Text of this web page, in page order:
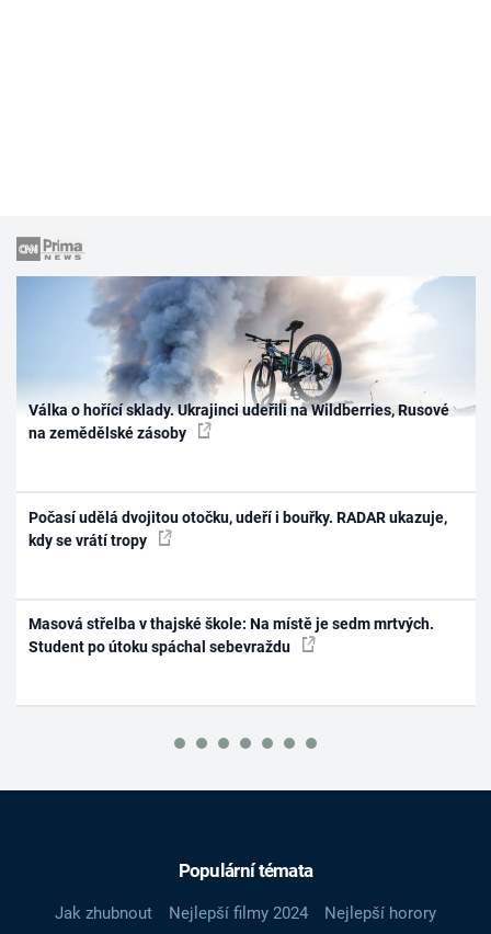
Válka o hořící sklady. Ukrajinci udeřili na Wildberries, Rusové
na zemědělské zásoby
Počasí udělá dvojitou otočku, udeří i bouřky. RADAR ukazuje,
kdy se vrátí tropy
Masová střelba v thajské škole: Na místě je sedm mrtvých.
Student po útoku spáchal sebevraždu
Populární témata
Jak zhubnout Nejlepší filmy 2024
Nejlepší horory